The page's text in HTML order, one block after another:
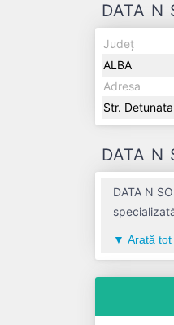
DATA
Județ
ALBA
Adresa
Str. Detunata
DATA
DATA N
Arată tot